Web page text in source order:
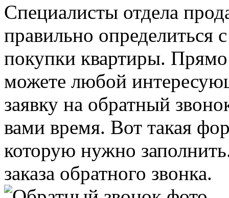
Специалисты отдела
правильно определиться
покупки квартиры.
можете любой
заявку на обратный
вами время. Вот такая
которую нужно
заказа обратного звонка.